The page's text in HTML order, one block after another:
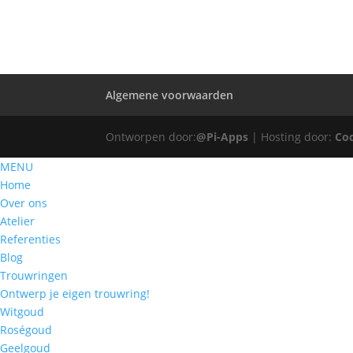
Algemene voorwaarden
Ontworpen door:@Pi-Apps | Hosting door:
MENU
Home
Over ons
Atelier
Referenties
Blog
Trouwringen
Ontwerp je eigen trouwring!
Witgoud
Roségoud
Geelgoud